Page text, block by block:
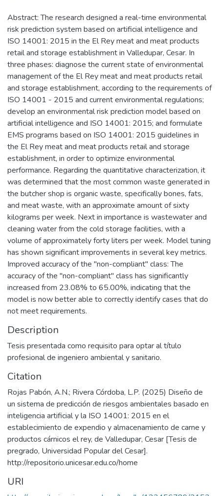
Abstract: The research designed a real-time environmental
risk prediction system based on artificial intelligence and
ISO 14001: 2015 in the El Rey meat and meat products
retail and storage establishment in Valledupar, Cesar. In
three phases: diagnose the current state of environmental
management of the El Rey meat and meat products retail
and storage establishment, according to the requirements of
ISO 14001 - 2015 and current environmental regulations;
develop an environmental risk prediction model based on
artificial intelligence and ISO 14001: 2015; and formulate
EMS programs based on ISO 14001: 2015 guidelines in
the El Rey meat and meat products retail and storage
establishment, in order to optimize environmental
performance. Regarding the quantitative characterization, it
was determined that the most common waste generated in
the butcher shop is organic waste, specifically bones, fats,
and meat waste, with an approximate amount of sixty
kilograms per week. Next in importance is wastewater and
cleaning water from the cold storage facilities, with a
volume of approximately forty liters per week. Model tuning
has shown significant improvements in several key metrics.
Improved accuracy of the "non-compliant" class: The
accuracy of the "non-compliant" class has significantly
increased from 23.08% to 65.00%, indicating that the
model is now better able to correctly identify cases that do
not meet requirements.
Description
Tesis presentada como requisito para optar al título
profesional de ingeniero ambiental y sanitario.
Citation
Rojas Pabón, A.N.; Rivera Córdoba, L.P. (2025) Diseño de
un sistema de predicción de riesgos ambientales basado en
inteligencia artificial y la ISO 14001: 2015 en el
establecimiento de expendio y almacenamiento de carne y
productos cárnicos el rey, de Valledupar, Cesar [Tesis de
pregrado, Universidad Popular del Cesar].
http://repositorio.unicesar.edu.co/home
URI